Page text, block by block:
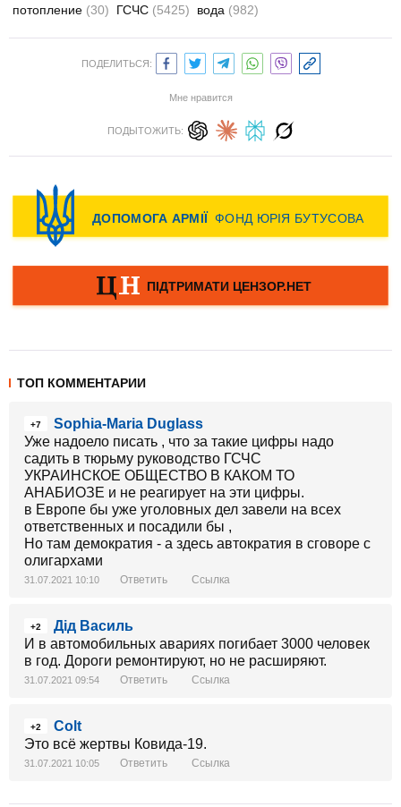
потопление (30) ГСЧС (5425) вода (982)
ПОДЕЛИТЬСЯ:
Мне нравится
ПОДЫТОЖИТЬ:
ТОП КОММЕНТАРИИ
+7
Sophia-Maria Duglass
Уже надоело писать , что за такие цифры надо
садить в тюрьму руководство ГСЧС
УКРАИНСКОЕ ОБЩЕСТВО В КАКОМ ТО
АНАБИОЗЕ и не реагирует на эти цифры.
в Европе бы уже уголовных дел завели на всех
ответственных и посадили бы ,
Но там демократия - а здесь автократия в сговоре с
олигархами
31.07.2021 10:10 Ответить Ссылка
+2
Дід Василь
И в автомобильных авариях погибает 3000 человек
в год. Дороги ремонтируют, но не расширяют.
31.07.2021 09:54 Ответить Ссылка
+2
Colt
Это всё жертвы Ковида-19.
31.07.2021 10:05 Ответить Ссылка